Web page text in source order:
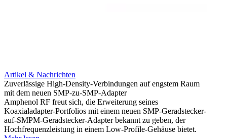
Artikel & Nachrichten
Zuverlässige High-Density-Verbindungen auf engstem Raum
mit dem neuen SMP-zu-SMP-Adapter
Amphenol RF freut sich, die Erweiterung seines
Koaxialadapter-Portfolios mit einem neuen SMP-Geradstecker-
auf-SMPM-Geradstecker-Adapter bekannt zu geben, der
Hochfrequenzleistung in einem Low-Profile-Gehäuse bietet.